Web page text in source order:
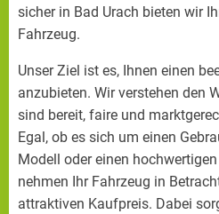
sicher in Bad Urach bieten wir
Fahrzeug.
Unser Ziel ist es, Ihnen einen
anzubieten. Wir verstehen den
sind bereit, faire und
Egal, ob es sich um einen
Modell oder einen
nehmen Ihr Fahrzeug in
attraktiven Kaufpreis. Dabei